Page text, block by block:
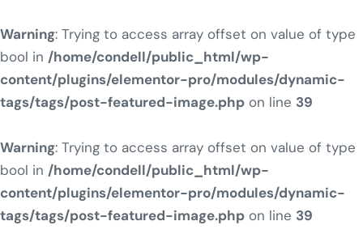
Warning: Trying to access array offset on value of type
bool in /home/condell/public_html/wp-
content/plugins/elementor-pro/modules/dynamic-
tags/tags/post-featured-image.php on line 39
Warning: Trying to access array offset on value of type
bool in /home/condell/public_html/wp-
content/plugins/elementor-pro/modules/dynamic-
tags/tags/post-featured-image.php on line 39